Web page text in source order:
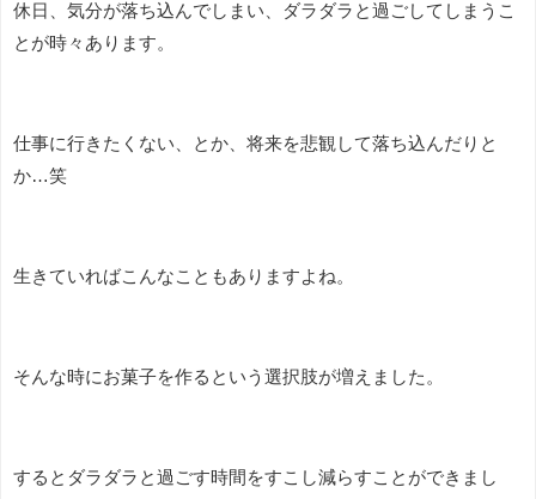
休日、気分が落ち込んでしまい、ダラダラと過ごしてしまうこ
とが時々あります。
仕事に行きたくない、とか、将来を悲観して落ち込んだりと
か…笑
生きていればこんなこともありますよね。
そんな時にお菓子を作るという選択肢が増えました。
するとダラダラと過ごす時間をすこし減らすことができまし